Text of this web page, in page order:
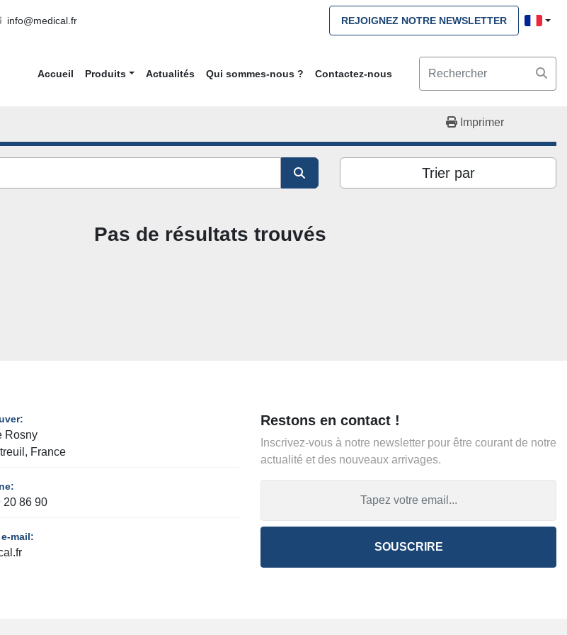
info@medical.fr REJOIGNEZ NOTRE NEWSLETTER
Accueil Produits Actualités Qui sommes-nous ? Contactez-nous
Imprimer
Trier par
Pas de résultats trouvés
Rosny
France
20 86 90
mail:
Restons en contact !
Inscrivez-vous à notre newsletter pour être courant de notre
actualité et des nouveaux arrivages.
SOUSCRIRE